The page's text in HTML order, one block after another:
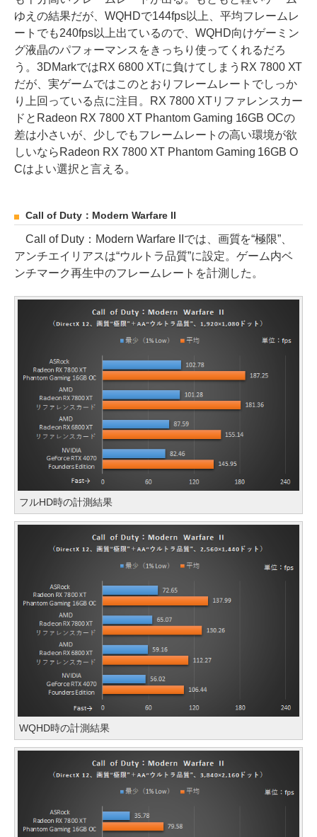
ゆえの結果だが、WQHDで144fps以上、平均フレームレ
ートでも240fps以上出ているので、WQHD向けゲーミン
グ液晶のパフォーマンスをきっちり使ってくれるだろ
う。3DMarkではRX 6800 XTに負けてしまうRX 7800 XT
だが、実ゲームではこのとおりフレームレートでしっか
り上回っている点に注目。RX 7800 XTリファレンスカー
ドとRadeon RX 7800 XT Phantom Gaming 16GB OCの
差は小さいが、少しでもフレームレートの高い環境が欲
しいならRadeon RX 7800 XT Phantom Gaming 16GB O
Cはよい選択と言える。
Call of Duty：Modern Warfare II
Call of Duty：Modern Warfare IIでは、画質を“極限”、
アンチエイリアスは“ウルトラ品質”に設定。ゲーム内ベ
ンチマーク再生中のフレームレートを計測した。
フルHD時の計測結果
WQHD時の計測結果